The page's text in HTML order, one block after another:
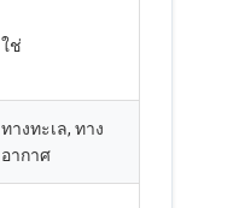
ใช่
ทางทะเล, ทาง
อากาศ